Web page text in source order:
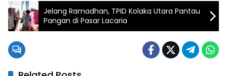
Jelang Ramadhan, TPID Kolaka Utara Pantau
Pangan di Pasar Lacaria